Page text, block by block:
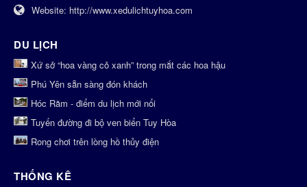
Website: http://www.xedulichtuyhoa.com
DU LỊCH
Xứ sở “hoa vàng cỏ xanh” trong mắt các hoa hậu
Phú Yên sẵn sàng đón khách
Hóc Răm - điểm du lịch mới nổi
Tuyến đường đi bộ ven biển Tuy Hòa
Rong chơi trên lòng hồ thủy điện
THỐNG KÊ